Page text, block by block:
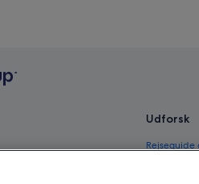
Udforsk
Rejseguide